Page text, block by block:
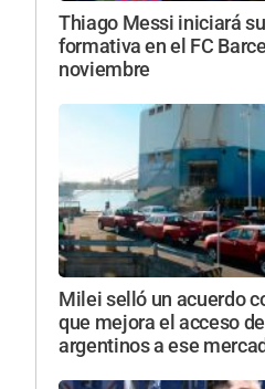
Thiago Messi iniciará
formativa en el FC
noviembre
Milei selló un acuerdo
que mejora el acceso
argentinos a ese